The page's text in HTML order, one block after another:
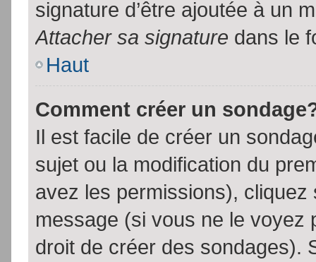
signature d’être ajoutée à un
Attacher sa signature dans le
Haut
Comment créer un
Il est facile de créer un
sujet ou la modification du
avez les permissions), cliquez
message (si vous ne le voyez
droit de créer des sondages).